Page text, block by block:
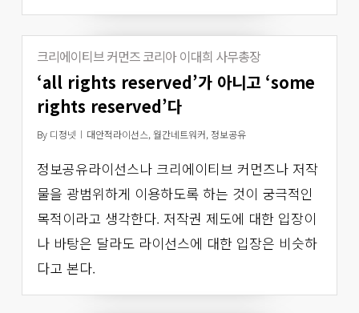
크리에이티브 커먼즈 코리아 이대희 사무총장
‘all rights reserved’가 아니고 ‘some
rights reserved’다
By 디정넷 대안적라이선스, 월간네트워커, 정보공유
정보공유라이선스나 크리에이티브 커먼즈나 저작
물을 광범위하게 이용하도록 하는 것이 궁극적인
목적이라고 생각한다. 저작권 제도에 대한 입장이
나 바탕은 달라도 라이선스에 대한 입장은 비슷하
다고 본다.